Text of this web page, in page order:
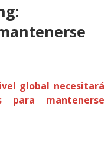
global necesitará
para mantenerse